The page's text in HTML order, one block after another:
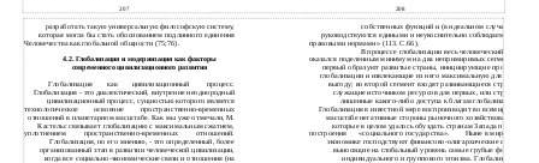
207 208
разработать такую универсальную философскую систему,
собственных функций и (в идеальном случае) 8)
которая могла бы стать обоснованием подлинного единения
руководствуются едиными и неукоснительно соблюдаемыми
Человечества как глобальной общности (75;76). правовыми нормами» (113. С.66).
4.2. Глобализация и модернизация как факторы
В процессе глобализации весь человеческий мир
оказался поделенным минимум на два непримиримых сегмента:
современного цивилизационного развития
первый образуют развитые страны, инициирующие процесс
глобализации и извлекающие из него максимальную для себя
Глобализация
как цивилизационный процесс. выгоду; во второй сегмент входят развивающиеся страны,
Глобализация - это диалектический, внутренне неоднородный
служащие источником ресурсов для первых, или страны,
цивилизационный процесс, сущностью которого является
лишенные какого-либо доступа к благам глобализации.
технологическое освоение пространственно-временных
Глобализация в известной мере воспроизводит во всемирном
отношений в планетарном масштабе. Как мы уже отмечали, М.
масштабе негативные стороны рыночного хозяйствования,
Кастельс связывает глобализацию с максимальным сжатием, которые в целом удалось обуздать странам Запада путем
уплотнением пространственно-временных отношений. построения «социального государства».
Ныне в мировой
Глобализация, по его мнению, - это определенный, более
экономике господствуют финансово-олигархические силы,
организованный этап в развитии человеческой цивилизации,
выносящие на глобальный уровень самые грубые формы
когда все социально-экономические связи и отношения (на
индивидуального и группового эгоизма. Глобализация